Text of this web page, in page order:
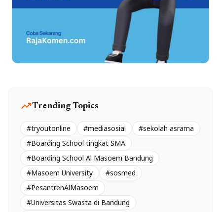
trending_upTrending Topics
#tryoutonline #mediasosial
#sekolah asrama
#Boarding School tingkat SMA
#Boarding School Al Masoem Bandung
#Masoem University
#sosmed
#PesantrenAlMasoem
#Universitas Swasta di Bandung